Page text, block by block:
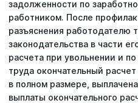
обработки
Электролаборатория
Сотрудничество с
Другой вопрос
обработки
обработки
обработки
задолженности по
работником. После
разъяснения работодателю
законодательства в части
расчета при увольнении и
труда окончательный
в полном размере,
выплаты окончательного